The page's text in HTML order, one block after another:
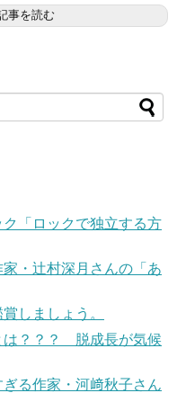
事を読む
「ロックで独立する方
・辻村深月さんの「あ
しましょう。
は？？？ 脱成長が気候
る作家・河﨑秋子さん